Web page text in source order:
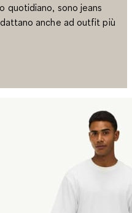
quotidiano, sono jeans
anche ad outfit più